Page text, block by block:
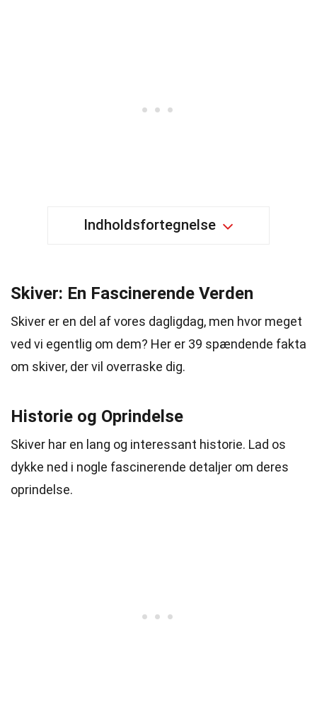
Indholdsfortegnelse
Skiver: En Fascinerende Verden
Skiver er en del af vores dagligdag, men hvor meget
ved vi egentlig om dem? Her er 39 spændende fakta
om skiver, der vil overraske dig.
Historie og Oprindelse
Skiver har en lang og interessant historie. Lad os
dykke ned i nogle fascinerende detaljer om deres
oprindelse.